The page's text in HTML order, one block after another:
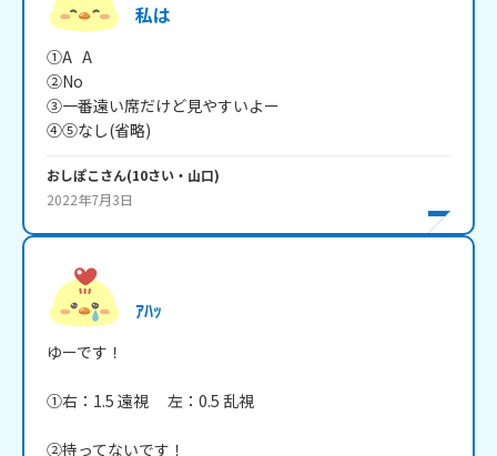
私は
①A   A
②No
③一番遠い席だけど見やすいよー
④⑤なし(省略)
おしぽこさん(10さい・ 山口)
2022年7月3日
ｱﾊｯ
ゆーです！
①右：1.5 遠視　 左：0.5 乱視
②持ってないです！